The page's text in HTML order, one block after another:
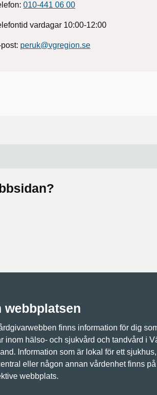
010-441 06 00
vardagar 10:00-12:00
post: peruk@vgregion.se
webbplatsen
finns information för dig
inom hälso- och sjukvård och tandvård i
Information som är lokal för ett
eller någon annan vårdenhet finns på
webbplats.